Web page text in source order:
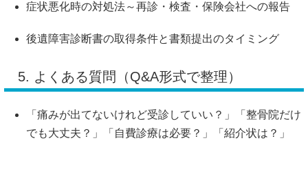
症状悪化時の対処法～再診・検査・保険会社への報告
後遺障害診断書の取得条件と書類提出のタイミング
5. よくある質問（Q&A形式で整理）
「痛みが出てないけれど受診していい？」「整骨院だけ
でも大丈夫？」「自費診療は必要？」「紹介状は？」